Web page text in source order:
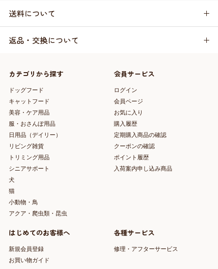
送料について
返品・交換について
カテゴリから探す
ドッグフード
キャットフード
美容・ケア用品
服・おさんぽ用品
日用品（デイリー）
リビング雑貨
トリミング用品
シニアサポート
犬
猫
小動物・鳥
アクア・爬虫類・昆虫
会員サービス
ログイン
会員ページ
お気に入り
購入履歴
定期購入商品の確認
クーポンの確認
ポイント履歴
入荷案内申し込み商品
はじめてのお客様へ
新規会員登録
お買い物ガイド
各種サービス
修理・アフターサービス